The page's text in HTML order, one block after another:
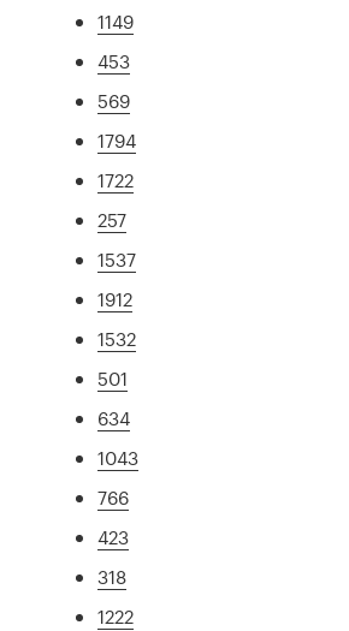
1149
453
569
1794
1722
257
1537
1912
1532
501
634
1043
766
423
318
1222